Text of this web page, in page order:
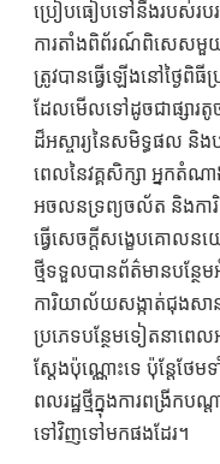
ប្រៀបធៀបទៅនឹងរបស់រប
ការតាំងពិព័រណ៍ពិសេសមួ
ត្រូវបានធ្វើឡើងនៅថ្ងៃពិ
ដែលមើលទៅដូចជាផ្សារ
ដ៏អស្ចារ្យនៃសមិទ្ធផល និង
ពេលនៃវគ្គសិក្សា អ្នកតំណ
អចលនទ្រព្យចល័ត និងការិ
ធ្វើសេចក្តីសង្ខេបគោល
ថ្មីទទួលបានព័ត៌មានបន្ថែម
ការិយាល័យសង្កាត់ជុងសាន
ប្រភេទបន្ថែមទៀតនាពេ
ស្តែងប៉ុណ្ណោះទេ ប៉ុន្តែថែម
ពលរដ្ឋថ្មីក្នុងការពង្រីកប
ទៅវិញទៅមកផងដែរ។